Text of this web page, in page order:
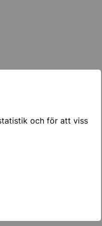
och för att viss
förser
av